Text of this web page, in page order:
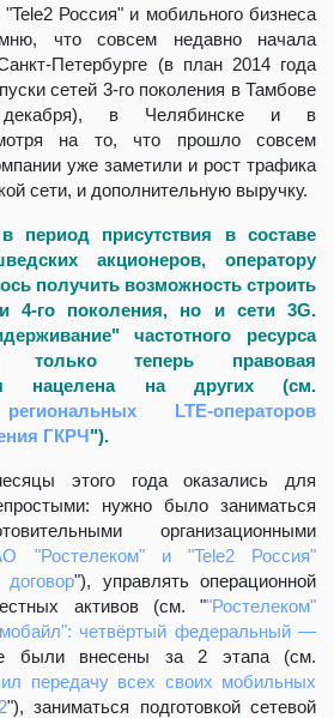
Россия" и мобильного бизнеса
что совсем недавно начала
Петербурге (в план 2014 года
сетей 3-го поколения в Тамбове
декабря), в Челябинске и в
на то, что прошло совсем
уже заметили и рост трафика
сети, и дополнительную выручку.
период присутствия в составе
акционеров, оператору
получить возможность строить
4-го поколения, но и сети 3G.
частотного ресурса
только теперь правовая
нацелена на других (см.
LTE-операторов
ГКРЧ").
этого года оказались для
нужно было заниматься
организационными
"Ростелеком" и "Tele2 Россия"
"), управлять операционной
активов (см. ""Ростелеком"
четвёртый федеральный —
были внесены за 2 этапа (см.
передачу всех своих мобильных
"), заниматься подготовкой сетевой